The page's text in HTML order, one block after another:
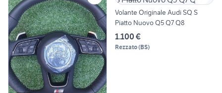
Volante Originale Audi SQ S
Piatto Nuovo Q5 Q7 Q8
1.100 €
Rezzato(BS)